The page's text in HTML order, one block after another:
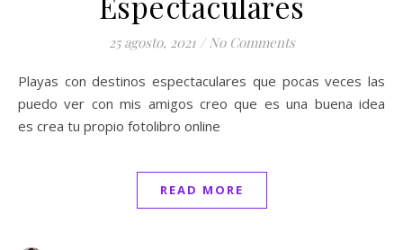
25 agosto, 2021 / No Comments
Playas con destinos espectaculares que pocas veces las
puedo ver con mis amigos creo que es una buena idea
es crea tu propio fotolibro online
READ MORE